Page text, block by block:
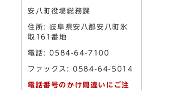
安八町役場総務課
住所: 岐阜県安八郡安八町氷
取161番地
電話: 0584-64-7100
ファックス: 0584-64-5014
電話番号のかけ間違いにご注